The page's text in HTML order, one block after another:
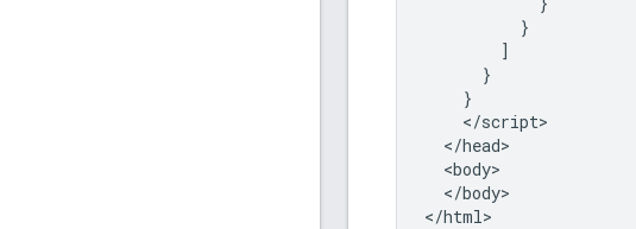
          }
        ]
      }
    }
    </script>
  </head>
  <body>
  </body>
</html>